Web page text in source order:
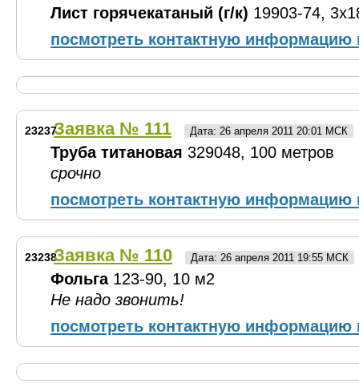
Лист горячекатаный (г/к) 19903-74,
посмотреть контактную информацию
23237Заявка № 111 Дата: 26 апреля 2011 20:01 МСК
Труба титановая 329048, 100 метров
срочно
посмотреть контактную информацию
23238Заявка № 110 Дата: 26 апреля 2011 19:55 МСК
Фольга123-90, 10 м2
Не надо звонить!
посмотреть контактную информацию